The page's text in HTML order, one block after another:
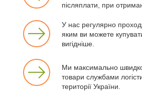
післяплати, при
У нас регулярно
яким ви можете
вигідніше.
Ми максимально
товари службами
території України.